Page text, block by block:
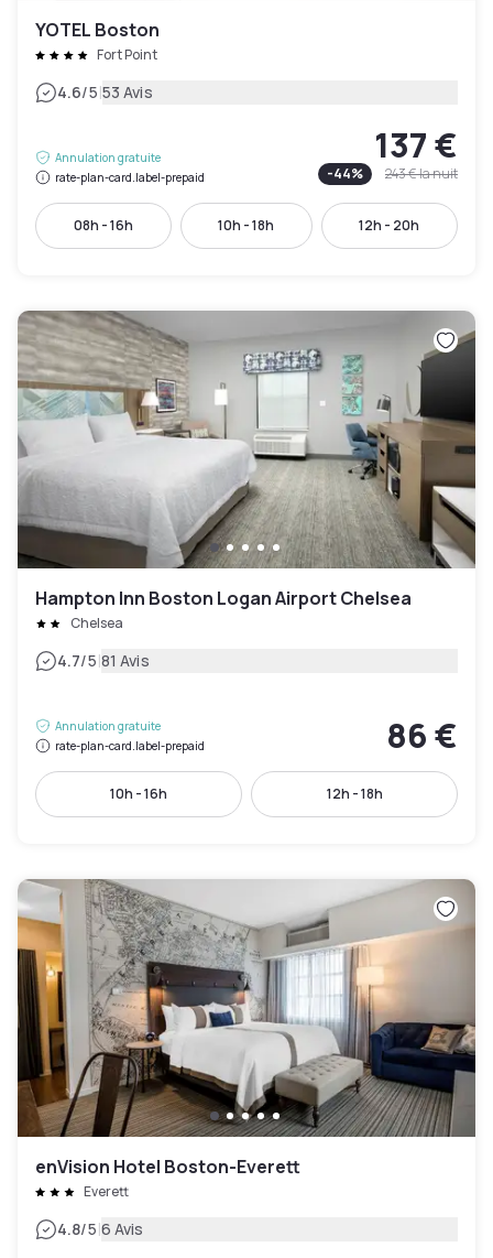
YOTEL Boston
Fort Point
4.6/5|53 Avis
Annulation gratuite
rate-plan-card.label-prepaid
137 €
-44% 243 €la nuit
08h - 16h 10h - 18h 12h - 20h
Hampton Inn Boston Logan Airport Chelsea
Chelsea
4.7/5|81 Avis
Annulation gratuite
rate-plan-card.label-prepaid
86 €
10h - 16h 12h - 18h
enVision Hotel Boston-Everett
Everett
4.8/5|6 Avis